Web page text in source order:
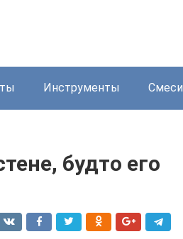
Инструменты Смеси
будто его